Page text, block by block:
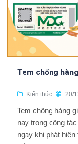
Tem chống
Kiến thức 20/
Tem chống hàng
nay trong công
ngay khi phát